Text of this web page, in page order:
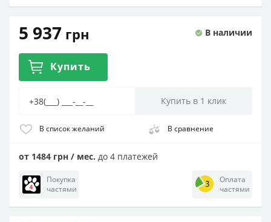
В наличии
5 937 грн
Купить
В список желаний В сравнение
от 1484 грн / мес. до 4 платежей
Покупка
частями
Оплата
частями